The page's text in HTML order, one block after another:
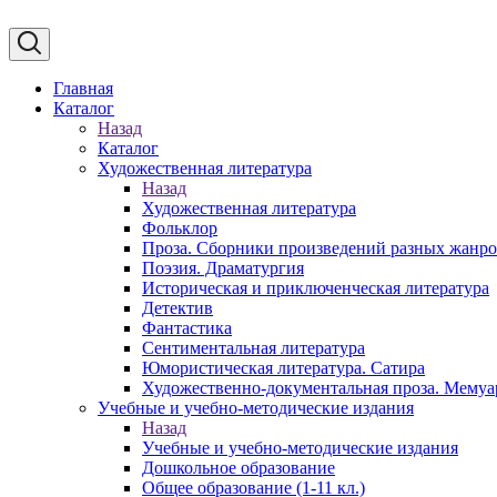
Главная
Каталог
Назад
Каталог
Художественная литература
Назад
Художественная литература
Фольклор
Проза. Сборники произведений разных
Поэзия. Драматургия
Историческая и приключенческая литература
Детектив
Фантастика
Сентиментальная литература
Юмористическая литература. Сатира
Художественно-документальная проза.
Учебные и учебно-методические издания
Назад
Учебные и учебно-методические издания
Дошкольное образование
Общее образование (1-11 кл.)